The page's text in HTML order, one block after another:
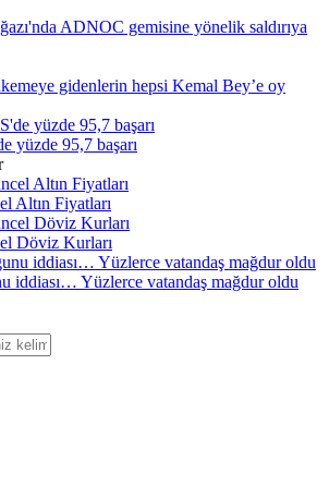
ADNOC gemisine yönelik saldırıya
gidenlerin hepsi Kemal Bey’e oy
yüzde 95,7 başarı
Altın Fiyatları
Döviz Kurları
iddiası… Yüzlerce vatandaş mağdur oldu